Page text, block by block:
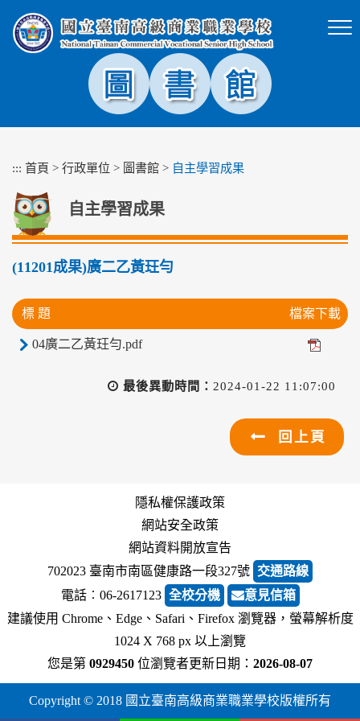
塊
::: 首頁 > 行政單位 > 圖書館 > 自主學習成果
自主學習成果
(11201成果)廣二乙黃玨勻
標 題 檔案下載
04廣二乙黃玨勻.pdf
最後異動時間： 2024-01-22 11:07:00
回上頁
隱私權保護政策
網站安全政策
網站資料開放宣告
702023 臺南市南區健康路一段327號 交通路線
電話︰06-2617123 全校分機
意見信箱
建議使用 Chrome、Edge、Safari、Firefox 瀏覽器，螢幕解析度
1024 X 768 px 以上瀏覽
您是第 0929450 位瀏覽者更新日期： 2026-08-07
Copyright © 2018 國立臺南高級商業職業學校版權所有